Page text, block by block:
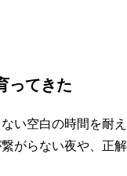
ってきた
い空白の時間を耐
がらない夜や、正